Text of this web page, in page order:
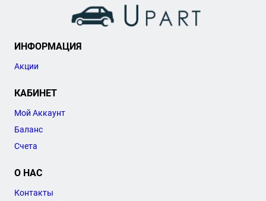
ИНФОРМАЦИЯ
Акции
КАБИНЕТ
Мой Аккаунт
Баланс
Счета
О НАС
Контакты